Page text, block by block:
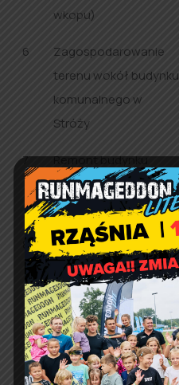
wkopu)
6
Zagospodarowanie
terenu wokół budynku
komunalnego w
Stróży
7
Remont budynku
komunalnego w
Stróży (pałacu)
8
Roboty remontowe w
budynku komunalnym
w Rząśni (OSP)
9
Budowa toalety
publicznej wraz z
urządzeniami i